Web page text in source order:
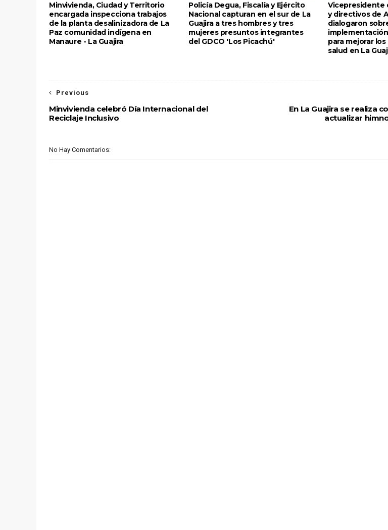
Minvivienda, Ciudad y Territorio
encargada inspecciona trabajos
de la planta desalinizadora de La
Paz comunidad indígena en
Manaure - La Guajira
Policía Degua, Fiscalía y Ejército
Nacional capturan en el sur de La
Guajira a tres hombres y tres
mujeres presuntos integrantes
del GDCO 'Los Picachú'
Vicepresidente
y directivos de
dialogaron
para mejorar
salud en La
En La Guajira se realiza
actualizar
Previous
Minvivienda celebró Día Internacional del
Reciclaje Inclusivo
No Hay Comentarios: